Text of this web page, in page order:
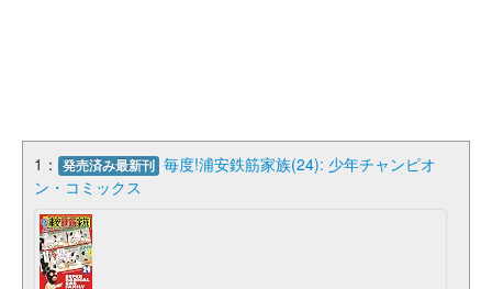
1： 発売済み最新刊 毎度!浦安鉄筋家族(24): 少年チャンピオ
ン・コミックス